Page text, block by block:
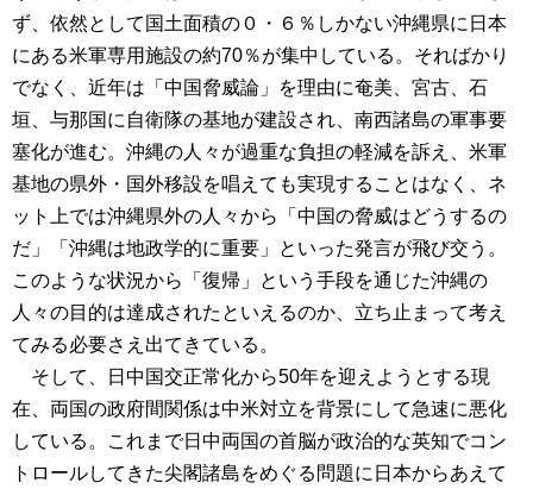
ず、依然として国土面積の０・６％しかない沖縄県に日本
にある米軍専用施設の約70％が集中している。そればかり
でなく、近年は「中国脅威論」を理由に奄美、宮古、石
垣、与那国に自衛隊の基地が建設され、南西諸島の軍事要
塞化が進む。沖縄の人々が過重な負担の軽減を訴え、米軍
基地の県外・国外移設を唱えても実現することはなく、ネ
ット上では沖縄県外の人々から「中国の脅威はどうするの
だ」「沖縄は地政学的に重要」といった発言が飛び交う。
このような状況から「復帰」という手段を通じた沖縄の
人々の目的は達成されたといえるのか、立ち止まって考え
てみる必要さえ出てきている。
そして、日中国交正常化から50年を迎えようとする現
在、両国の政府間関係は中米対立を背景にして急速に悪化
している。これまで日中両国の首脳が政治的な英知でコン
トロールしてきた尖閣諸島をめぐる問題に日本からあえて